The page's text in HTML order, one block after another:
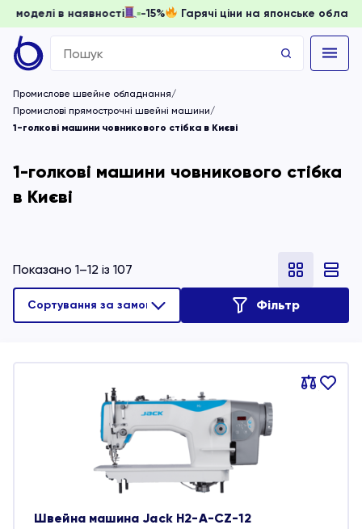
доки моделі в наявності -15% Гарячі ціни на
Search
for:
Промислове швейне обладнання
Промислові прямострочні швейні машини
1-голкові машини човникового стібка в Києві
1-голкові машини човникового стібка
в Києві
Показано 1–12 із 107
Фільтр
Порівняти
В
Швейна машина Jack H2-A-CZ-12